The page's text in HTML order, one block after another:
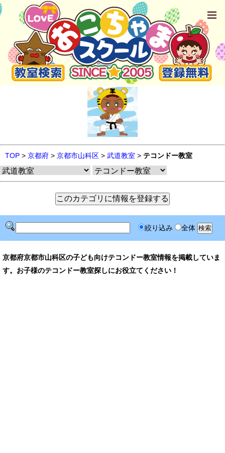
TOP > 京都府 > 京都市山科区 > 武道教室 > テコンドー教室
絞り込み 全体
京都府京都市山科区の子ども向けテコンドー教室情報を掲載していま
す。お子様のテコンドー教室探しにお役立てください！